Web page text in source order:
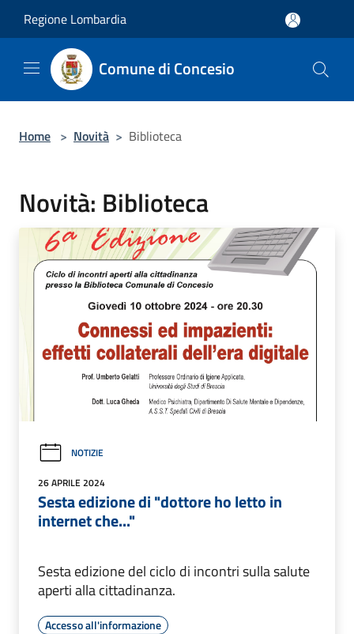
Regione Lombardia
Comune di Concesio
Home > Novità > Biblioteca
Novità: Biblioteca
NOTIZIE
26 APRILE 2024
Sesta edizione di "dottore ho letto in
internet che..."
Sesta edizione del ciclo di incontri sulla salute
aperti alla cittadinanza.
Accesso all'informazione